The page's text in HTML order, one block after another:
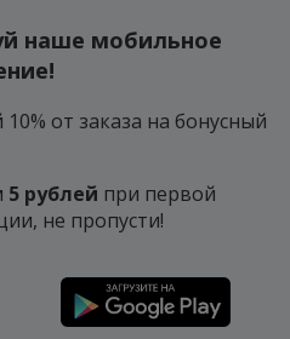
наше мобильное
от заказа на бонусный
5 рублей при первой
не пропусти!